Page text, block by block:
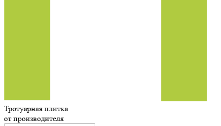
Тротуарная плитка
от производителя